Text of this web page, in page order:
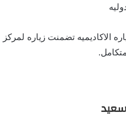
الاكاديميه تضمنت زياره لمركز